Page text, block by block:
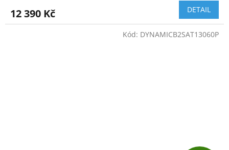
M
A
12 390 Kč DETAIL
Kód: DYNAMICB2SAT13060P